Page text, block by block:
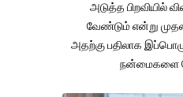
அடுத்த பிறவியில்
வேண்டும் என்று
அதற்கு பதிலாக
நன்மைகளை